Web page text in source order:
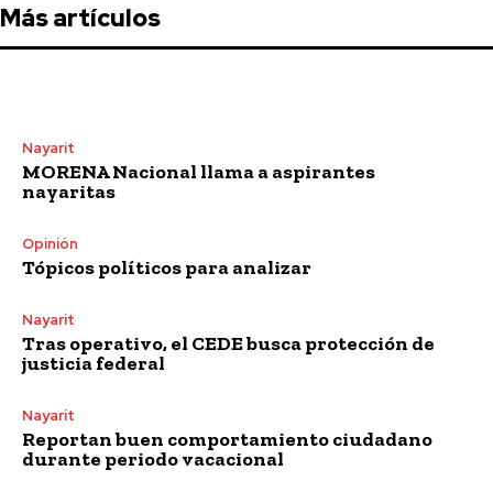
Más artículos
Nayarit
MORENA Nacional llama a aspirantes
nayaritas
Opinión
Tópicos políticos para analizar
Nayarit
Tras operativo, el CEDE busca protección de
justicia federal
Nayarit
Reportan buen comportamiento ciudadano
durante periodo vacacional